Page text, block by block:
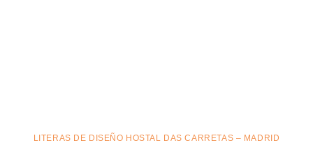
LITERAS DE DISEÑO HOSTAL DAS CARRETAS – MADRID